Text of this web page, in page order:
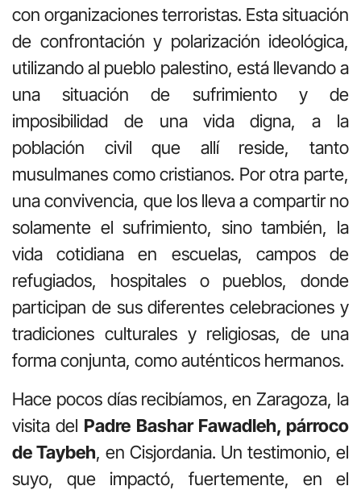
con organizaciones terroristas. Esta situación
de confrontación y polarización ideológica,
utilizando al pueblo palestino, está llevando a
una situación de sufrimiento y de
imposibilidad de una vida digna, a la
población civil que allí reside, tanto
musulmanes como cristianos. Por otra parte,
una convivencia, que los lleva a compartir no
solamente el sufrimiento, sino también, la
vida cotidiana en escuelas, campos de
refugiados, hospitales o pueblos, donde
participan de sus diferentes celebraciones y
tradiciones culturales y religiosas, de una
forma conjunta, como auténticos hermanos.
Hace pocos días recibíamos, en Zaragoza, la
visita del Padre Bashar Fawadleh, párroco
de Taybeh, en Cisjordania. Un testimonio, el
suyo, que impactó, fuertemente, en el